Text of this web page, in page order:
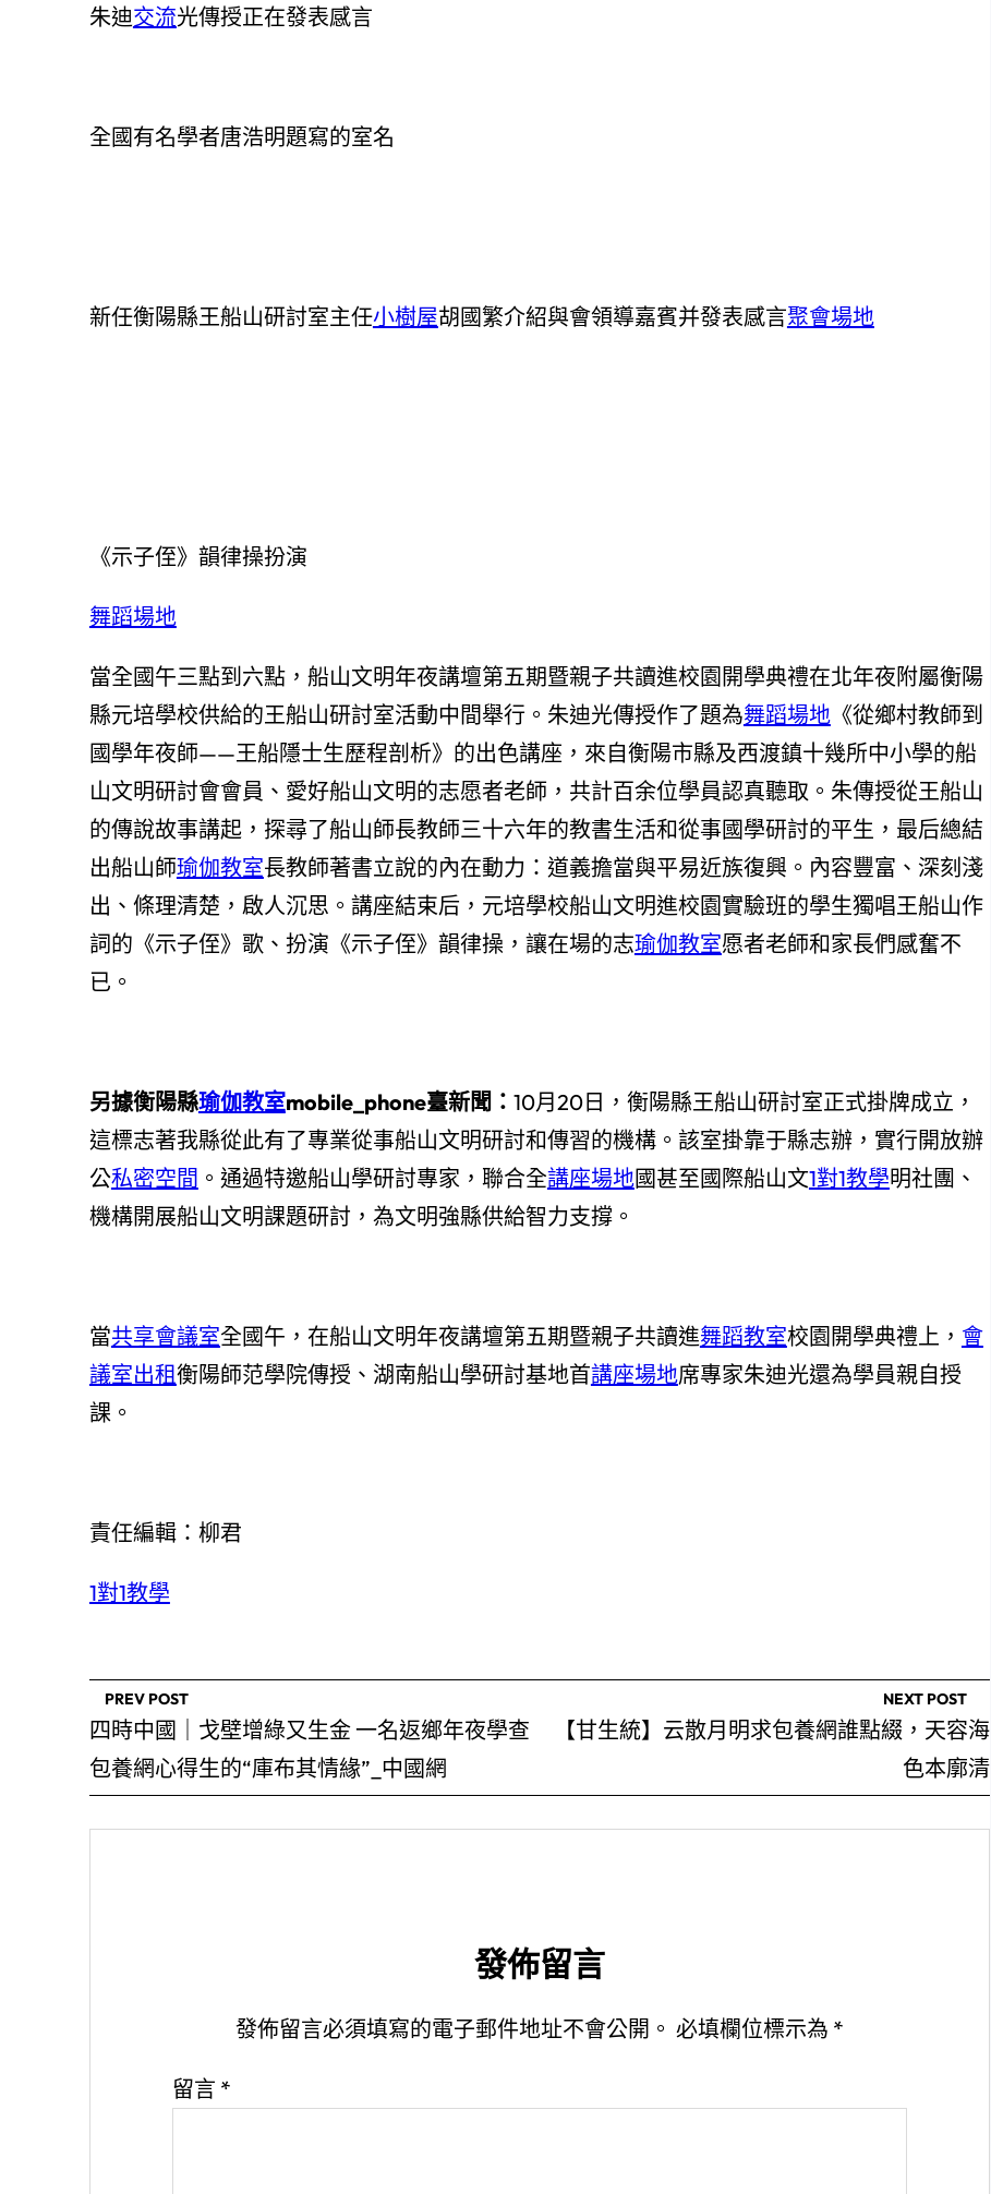
朱迪交流光傳授正在發表感言
全國有名學者唐浩明題寫的室名
新任衡陽縣王船山研討室主任小樹屋胡國繁介紹與會領導嘉賓并發表感言聚會場地
《示子侄》韻律操扮演
舞蹈場地
當全國午三點到六點，船山文明年夜講壇第五期暨親子共讀進校園開學典禮在北年夜附屬衡陽
縣元培學校供給的王船山研討室活動中間舉行。朱迪光傳授作了題為舞蹈場地《從鄉村教師到
國學年夜師——王船隱士生歷程剖析》的出色講座，來自衡陽市縣及西渡鎮十幾所中小學的船
山文明研討會會員、愛好船山文明的志愿者老師，共計百余位學員認真聽取。朱傳授從王船山
的傳說故事講起，探尋了船山師長教師三十六年的教書生活和從事國學研討的平生，最后總結
出船山師瑜伽教室長教師著書立說的內在動力：道義擔當與平易近族復興。內容豐富、深刻淺
出、條理清楚，啟人沉思。講座結束后，元培學校船山文明進校園實驗班的學生獨唱王船山作
詞的《示子侄》歌、扮演《示子侄》韻律操，讓在場的志瑜伽教室愿者老師和家長們感奮不
已。
另據衡陽縣瑜伽教室mobile_phone臺新聞： 10月20日，衡陽縣王船山研討室正式掛牌成立，
這標志著我縣從此有了專業從事船山文明研討和傳習的機構。該室掛靠于縣志辦，實行開放辦
公私密空間 。通過特邀船山學研討專家，聯合全講座場地國甚至國際船山文1對1教學明社團、
機構開展船山文明課題研討，為文明強縣供給智力支撐。
當共享會議室全國午，在船山文明年夜講壇第五期暨親子共讀進舞蹈教室校園開學典禮上， 會
議室出租衡陽師范學院傳授、湖南船山學研討基地首講座場地席專家朱迪光還為學員親自授
課。
責任編輯：柳君
1對1教學
PREV POST
四時中國｜戈壁增綠又生金 一名返鄉年夜學查
包養網心得生的“庫布其情緣”_中國網
NEXT POST
【甘生統】云散月明求包養網誰點綴，天容海
色本廓清
發佈留言
發佈留言必須填寫的電子郵件地址不會公開。 必填欄位標示為 *
留言 *